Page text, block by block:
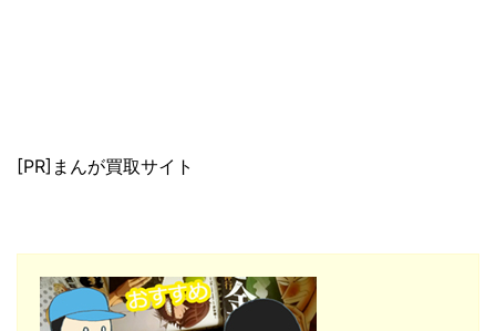
[PR]まんが買取サイト